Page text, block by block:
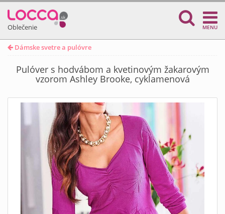
Oblečenie MENU
Dámske svetre a pulóvre
Pulóver s hodvábom a kvetinovým žakarovým
vzorom Ashley Brooke, cyklamenová